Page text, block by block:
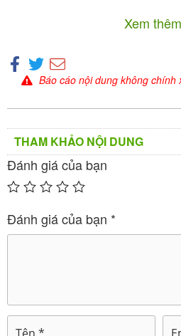
Xem thêm
Savi Candesartan 8 là
Báo cáo nội dung không chính
THAM KHẢO NỘI DUNG
Đánh giá của bạn
Đánh giá của bạn *